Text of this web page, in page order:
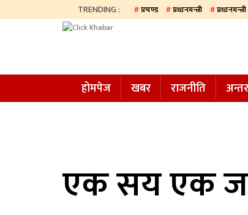
TRENDING : प्रचण्ड प्रधानमन्त्री
खबर
समाज
होमपेज खबर राजनीति
एक सय एक